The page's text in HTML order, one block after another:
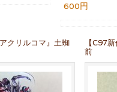
600円
クリルコマ』土蜘
【C97
前